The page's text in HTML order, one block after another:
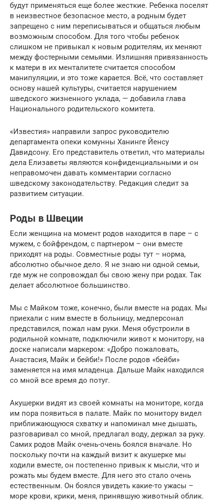
будут применяться еще более жесткие. Ребенка поселят
в неизвестное безопасное место, а родным будет
запрещено с ним переписываться и общаться любым
возможным способом. Для того чтобы ребенок
слишком не привыкал к новым родителям, их меняют
между фостерными семьями. Излишняя привязанность
к матери в их менталитете считается способом
манипуляции, и это тоже карается. Всё, что составляет
основу нашей культуры, считается нарушением
шведского жизненного уклада, — добавила глава
Национального родительского комитета.
«Известия» направили запрос руководителю
департамента опеки комунны Ханинге Йенсу
Давидсону. Его представитель ответил, что материалы
дела Елизаветы являются конфиденциальными и он
неправомочен давать комментарии согласно
шведскому законодательству. Редакция следит за
развитием ситуации.
Роды в Швеции
Если женщина на момент родов находится в паре – с
мужем, с бойфрендом, с партнером – они вместе
приходят на роды. Совместные роды тут – норма,
абсолютно обычное дело. Я не знаю ни одной семьи,
где муж не сопровождал бы свою жену при родах. Так
делает абсолютное большинство.
Мы с Майком тоже, конечно, были вместе на родах. Мы
приехали с ним вместе в больницу, медперсонал
представился, пожал нам руки. Меня обустроили в
родильной комнате, подключили живот к монитору, на
доске написали маркером: «Добро пожаловать,
Анастасия, Майк и бейби!» После родов «бейби»
заменяется на имя младенца. Дальше Майк находился
со мной все время до потуг.
Акушерки видят из своей комнаты на мониторе, когда
им пора появиться в палате. Майк по монитору видел
приближающуюся схватку и напоминал мне дышать,
разговаривал со мной, предлагал воду, держал за руку.
Самих родов Майк очень-очень боялся вначале. Но
поскольку почти на каждый визит к акушерке мы
ходили вместе, он постепенно привык к мысли, что и
рожать мы будем вместе. Для него это стало очень
естественным. Он боялся увидеть какие-то ужасы –
море крови, крики, меня, принявшую животный облик.